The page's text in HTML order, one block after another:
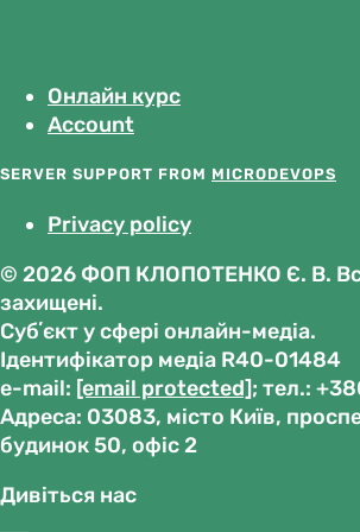
Онлайн курс
Account
SERVER SUPPORT FROM MICRODEVOPS
Privacy policy
© 2026 ФОП КЛОПОТЕНКО Є. В.
захищені.
Субʼєкт у сфері онлайн-медіа.
Ідентифікатор медіа R40-01484
е-mail: [email protected]; тел.:
Адреса: 03083, місто Київ,
будинок 50, офіс 2
Дивіться нас